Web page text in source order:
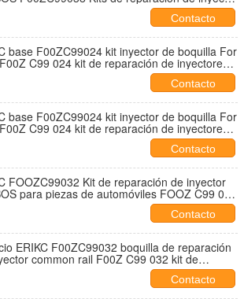
Contacto
base F00ZC99024 kit inyector de boquilla For
C99 024 kit de reparación de inyectores
Contacto
base F00ZC99024 kit inyector de boquilla For
C99 024 kit de reparación de inyectores
Contacto
FOOZC99032 Kit de reparación de inyector
para piezas de automóviles FOOZ C99 032
Contacto
ERIKC F00ZC99032 boquilla de reparación
common rail F00Z C99 032 kit de
de automóviles F 00Z C99 032 para
Contacto